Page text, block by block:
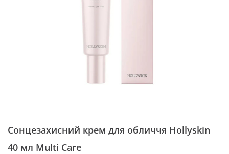
Сонцезахисний крем для обличчя Hollyskin
40 мл Multi Care